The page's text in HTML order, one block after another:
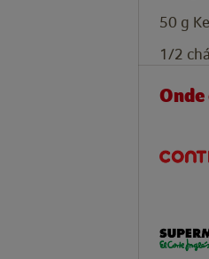
50 g
1/2